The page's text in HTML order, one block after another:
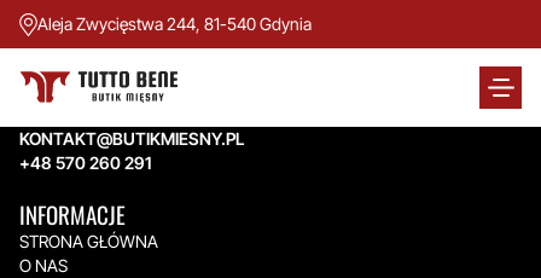
Aleja Zwycięstwa 244, 81-540 Gdynia
TUTTO BENE BUTIK MIĘSNY
Aleja Zwycięstwa 244,
KONTAKT@BUTIKMIESNY.PL
+48 570 260 291
INFORMACJE
STRONA GŁÓWNA
O NAS